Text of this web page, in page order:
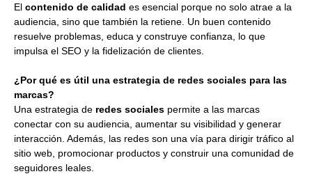
El contenido de calidad es esencial porque no solo atrae a la
audiencia, sino que también la retiene. Un buen contenido
resuelve problemas, educa y construye confianza, lo que
impulsa el SEO y la fidelización de clientes.
¿Por qué es útil una estrategia de redes sociales para las
marcas?
Una estrategia de redes sociales permite a las marcas
conectar con su audiencia, aumentar su visibilidad y generar
interacción. Además, las redes son una vía para dirigir tráfico al
sitio web, promocionar productos y construir una comunidad de
seguidores leales.